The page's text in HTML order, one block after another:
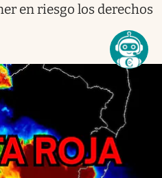
en riesgo los derechos